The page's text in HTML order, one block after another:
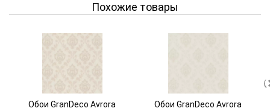
Похожие товары
Обои GranDeco Avrora
Обои GranDeco Avrora